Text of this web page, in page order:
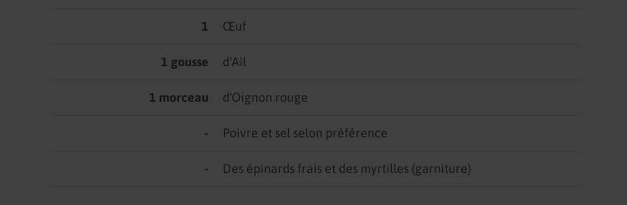
1 Œuf
1 gousse d'Ail
1 morceau d'Oignon rouge
- Poivre et sel selon préférence
- Des épinards frais et des myrtilles (garniture)